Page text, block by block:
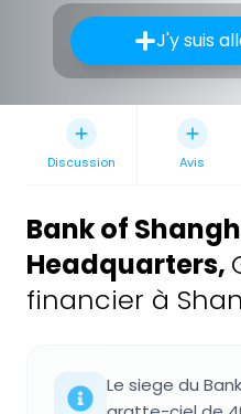
J'y suis
Discussion Avis
Bank of
Headquarters,
financier à
Le siege du